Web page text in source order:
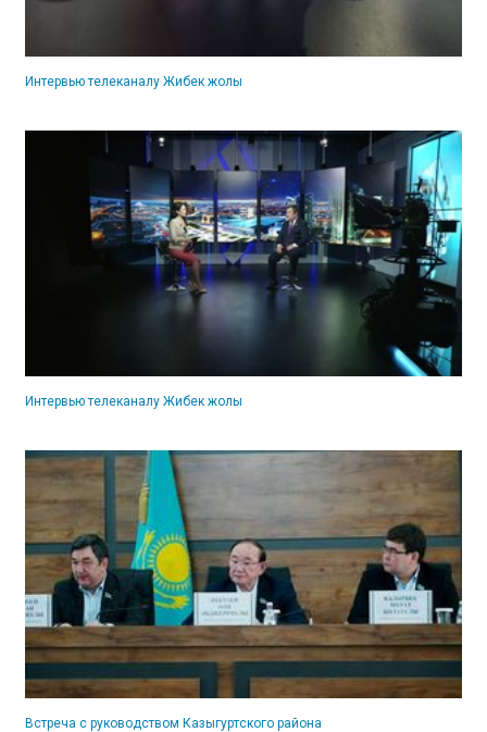
Интервью телеканалу Жибек жолы
Интервью телеканалу Жибек жолы
Встреча с руководством Казыгуртского района